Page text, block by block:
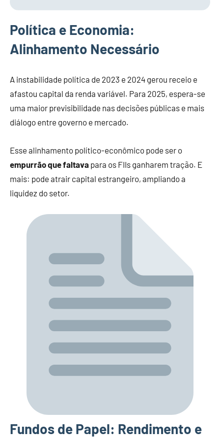
Política e Economia:
Alinhamento Necessário
A instabilidade política de 2023 e 2024 gerou receio e
afastou capital da renda variável. Para 2025, espera-se
uma maior previsibilidade nas decisões públicas e mais
diálogo entre governo e mercado.
Esse alinhamento político-econômico pode ser o
empurrão que faltava para os FIIs ganharem tração. E
mais: pode atrair capital estrangeiro, ampliando a
liquidez do setor.
Fundos de Papel: Rendimento e